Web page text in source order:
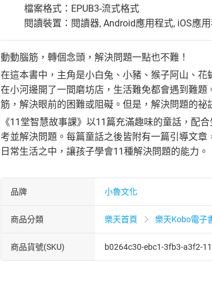
檔案格式：EPUB3-流式格式
閱讀裝置：閱讀器, Android應用程式, iOS應
動動腦筋，轉個念頭，解決問題一點也不難！
在這本書中，主角是小白兔、小豬、猴子阿山、
在小河邊開了一間磨坊店，生活難免都會遇到難
筋，解決眼前的困難或阻礙。但是，解決問題的祕
《11堂智慧故事課》以11篇充滿趣味的童話，配
考並解決問題。每篇童話之後皆附有一篇引導文
日常生活之中，讓孩子學會11種解決問題的能力。
品牌 小魯文化
商品分類 樂天首頁 樂天Kobo電子
商品貨號(SKU) b0264c30-ebc1-3fb3-a3f2-